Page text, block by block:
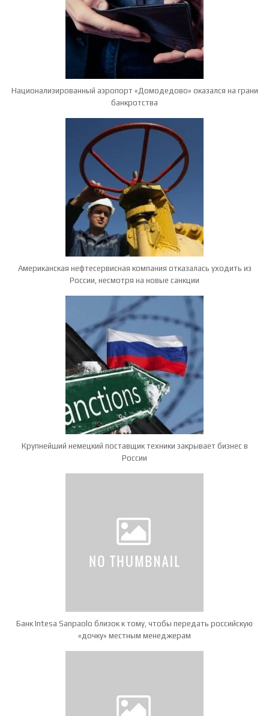
Национализированный аэропорт «Домодедово» оказался на грани
банкротства
Американская нефтесервисная компания отказалась уходить из
России, несмотря на новые санкции
Крупнейший немецкий поставщик техники закрывает бизнес в
России
Банк Intesa Sanpaolo близок к тому, чтобы передать российскую
«дочку» местным менеджерам